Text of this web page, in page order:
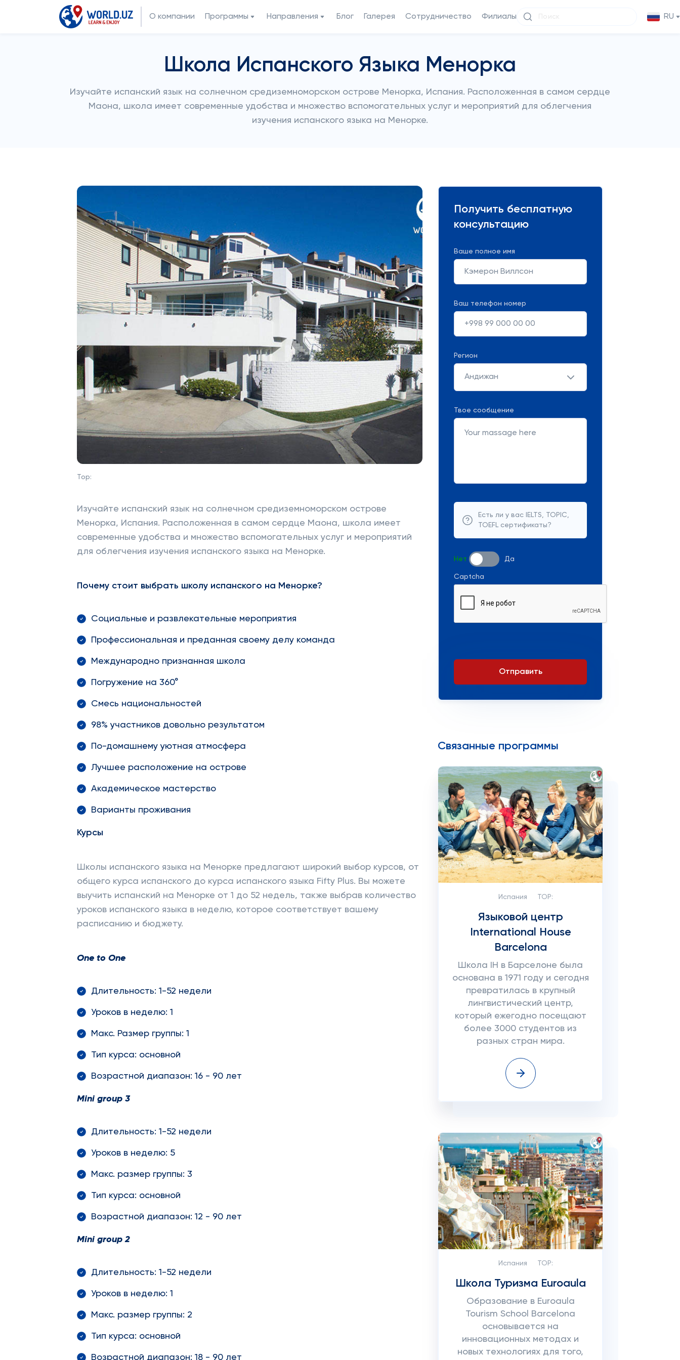
О компании Программы Направления Блог Галерея Сотрудничество Филиалы RU
Школа Испанского Языка Менорка
Изучайте испанский язык на солнечном средиземноморском острове Менорка, Испания. Расположенная в самом сердце
Маона, школа имеет современные удобства и множество вспомогательных услуг и мероприятий для облегчения
изучения испанского языка на Менорке.
Top:
Изучайте испанский язык на солнечном средиземноморском острове
Менорка, Испания. Расположенная в самом сердце Маона, школа имеет
современные удобства и множество вспомогательных услуг и мероприятий
для облегчения изучения испанского языка на Менорке.
Почему стоит выбрать школу испанского на Менорке?
Социальные и развлекательные мероприятия
Профессиональная и преданная своему делу команда
Международно признанная школа
Погружение на 360°
Смесь национальностей
98% участников довольно результатом
По-домашнему уютная атмосфера
Лучшее расположение на острове
Академическое мастерство
Варианты проживания
Курсы
Школы испанского языка на Менорке предлагают широкий выбор курсов, от
общего курса испанского до курса испанского языка Fifty Plus. Вы можете
выучить испанский на Менорке от 1 до 52 недель, также выбрав количество
уроков испанского языка в неделю, которое соответствует вашему
расписанию и бюджету.
One to One
Длительность: 1-52 недели
Уроков в неделю: 1
Макс. Размер группы: 1
Тип курса: основной
Возрастной диапазон: 16 - 90 лет
Mini group 3
Длительность: 1-52 недели
Уроков в неделю: 5
Макс. размер группы: 3
Тип курса: основной
Возрастной диапазон: 12 - 90 лет
Mini group 2
Длительность: 1-52 недели
Уроков в неделю: 1
Макс. размер группы: 2
Тип курса: основной
Возрастной диапазон: 18 - 90 лет
Получить бесплатную
консультацию
Ваше полное имя
Ваш телефон номер
Регион
Андижан
Твое сообщение
Есть ли у вас IELTS, TOPIC,
TOEFL сертификаты?
Нет Да
Captcha
Отправить
Связанные программы
Испания TOP:
Языковой центр
International House
Barcelona
Школа IH в Барселоне была
основана в 1971 году и сегодня
превратилась в крупный
лингвистический центр,
который ежегодно посещают
более 3000 студентов из
разных стран мира.
Испания TOP:
Школа Туризма Euroaula
Образование в Euroaula
Tourism School Barcelona
основывается на
инновационных методах и
новых технологиях для того,